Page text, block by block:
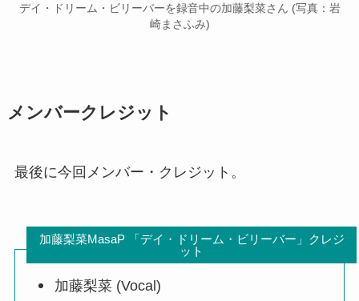
デイ・ドリーム・ビリーバーを録音中の加藤梨菜さん (写真：岩
崎まさふみ)
メンバークレジット
最後に今回メンバー・クレジット。
加藤梨菜MasaP 「デイ・ドリーム・ビリーバー」クレジ
ット
加藤梨菜 (Vocal)